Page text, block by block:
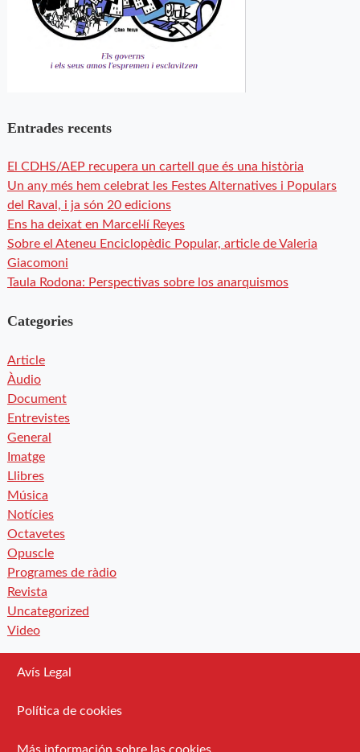
Entrades recents
El CDHS/AEP recupera un cartell que és una història
Un any més hem celebrat les Festes Alternatives i Populars
del Raval, i ja són 20 edicions
Ens ha deixat en Marcel·lí Reyes
Sobre el Ateneu Enciclopèdic Popular, article de Valeria
Giacomoni
Taula Rodona: Perspectivas sobre los anarquismos
Categories
Article
Àudio
Document
Entrevistes
General
Imatge
Llibres
Música
Notícies
Octavetes
Opuscle
Programes de ràdio
Revista
Uncategorized
Video
Avís Legal
Política de cookies